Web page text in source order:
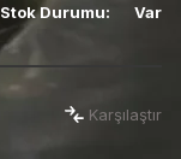
Stok Durumu: Var
Karşılaştır